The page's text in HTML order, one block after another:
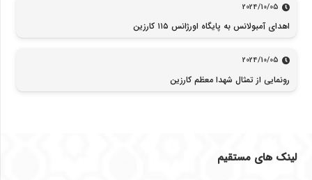
2024/10/05
اهدای آمبولانس به پایگاه اورژانس ۱۱۵ کارزین
2024/10/05
رونمایی از تمثال شهدا معظم کارزین
لینک های مستقیم